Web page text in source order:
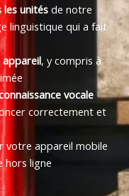
unitésde notre
linguistique qui a fait
appareil, y compris à
vocale
correctement et
votre appareil mobile
hors ligne